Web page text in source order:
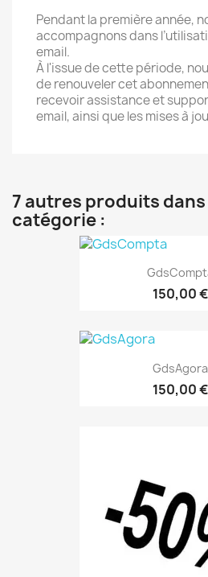
Pendant la première année,
accompagnons dans
email.
À l'issue de cette période,
de renouveler cet
recevoir assistance et
email, ainsi que les mises à
7 autres produits dans
catégorie :
150,00 €
GdsAgora
150,00 €